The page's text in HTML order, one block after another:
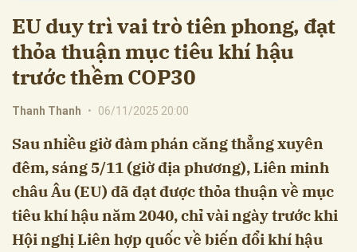
EU duy trì vai trò tiên phong, đạt
thỏa thuận mục tiêu khí hậu
trước thềm COP30
Thanh Thanh • 06/11/2025 20:00
Sau nhiều giờ đàm phán căng thẳng xuyên
đêm, sáng 5/11 (giờ địa phương), Liên minh
châu Âu (EU) đã đạt được thỏa thuận về mục
tiêu khí hậu năm 2040, chỉ vài ngày trước khi
Hội nghị Liên hợp quốc về biến đổi khí hậu
Hủy